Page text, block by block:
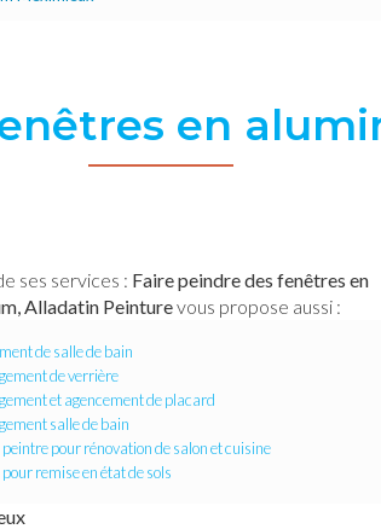
en
ses services : Faire peindre des fenêtres en
Alladatin Peinturevous propose aussi :
de salle de bain
de verrière
et agencement de placard
salle de bain
pour rénovation de salon et cuisine
remise en état de sols